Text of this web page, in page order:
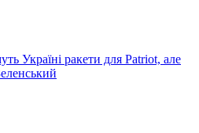
Україні ракети для Patriot, але